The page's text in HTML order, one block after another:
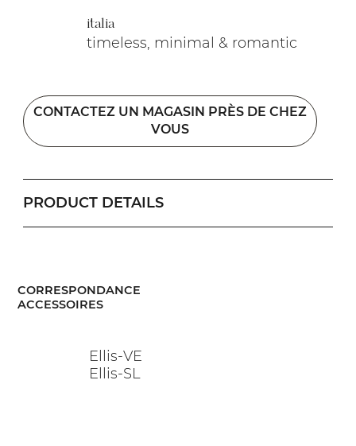
italia
timeless, minimal & romantic
CONTACTEZ UN MAGASIN PRÈS DE CHEZ
VOUS
PRODUCT DETAILS
CORRESPONDANCE
ACCESSOIRES
Ellis-VE
Ellis-SL